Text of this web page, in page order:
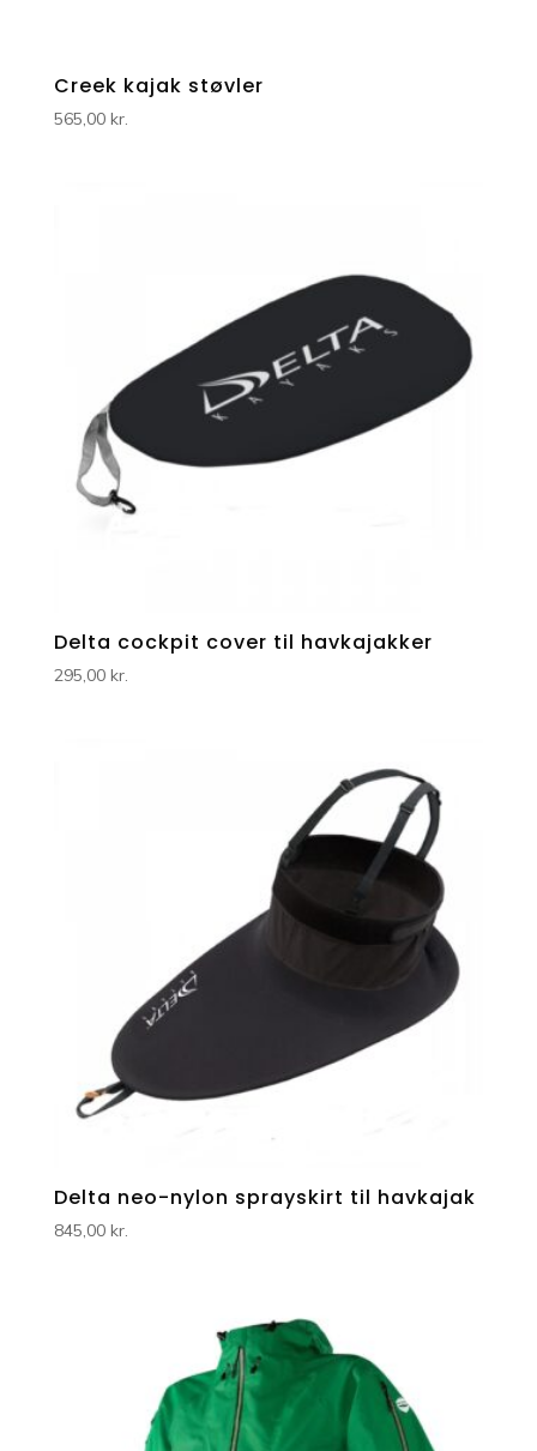
Creek kajak støvler
565,00 kr.
Delta cockpit cover til havkajakker
295,00 kr.
Delta neo-nylon sprayskirt til havkajak
845,00 kr.